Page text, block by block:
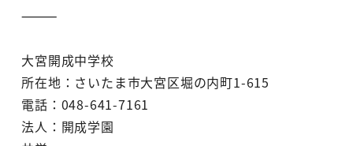
⸻
大宮開成中学校
所在地：さいたま市大宮区堀の内町1-615
電話：048-641-7161
法人：開成学園